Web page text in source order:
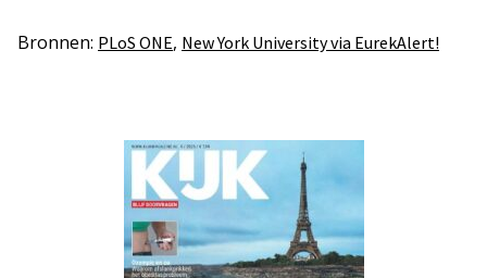
Bronnen: PLoS ONE, New York University via EurekAlert!